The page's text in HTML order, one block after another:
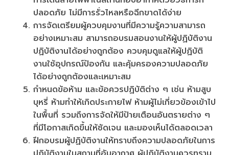
ปลอดภัย ไม่มีการรั่วไหลหรือฉีกขาดได้ง่าย
การจัดเตรียมผู้ควบคุมงานที่มีความรู้ความสามารถ
อย่างเหมาะสม สามารถอบรมสอนงานให้ผู้ปฏิบัติงาน
ปฏิบัติงานได้อย่างถูกต้อง ควบคุมดูแลให้ผู้ปฏิบัติ
งานใช้อุปกรณ์ป้องกัน และคุ้มครองความปลอดภัย
ได้อย่างถูกต้องและเหมาะสม
กำหนดข้อห้าม และข้อควรปฏิบัติต่าง ๆ เช่น ห้ามสูบ
บุหรี่ ห้ามทำให้เกิดประกายไฟ ห้ามผู้ไม่เกี่ยวข้องเข้าไป
ในพื้นที่ รวมถึงการจัดให้มีป้ายเตือนอันตรายต่าง ๆ
ที่มีโอกาสเกิดขึ้นให้ชัดเจน และมองเห็นได้ตลอดเวลา
ฝึกอบรมผู้ปฏิบัติงานให้ทราบถึงความปลอดภัยในการ